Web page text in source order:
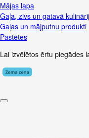
Mājas lapa
Gaļa, zivs un gatavā
Gaļas un mājputnu produkti
Pastētes
Lai izvēlētos ērtu piegādes